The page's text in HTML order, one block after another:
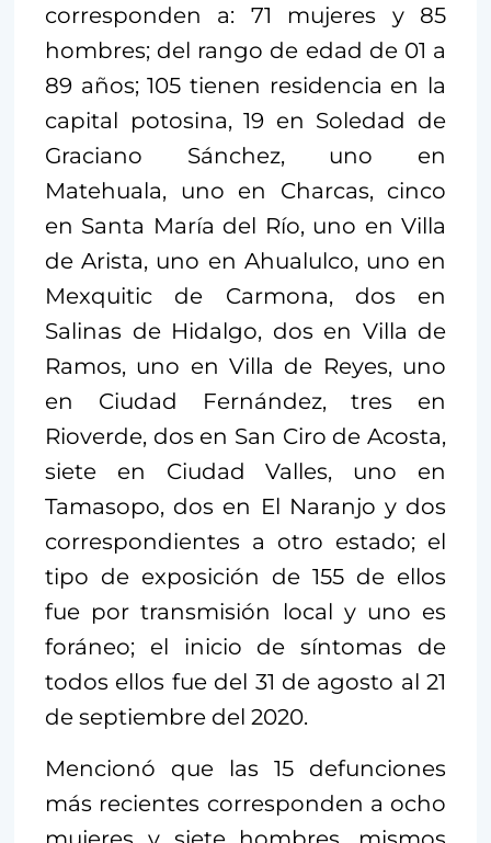
corresponden a: 71 mujeres y 85
hombres; del rango de edad de 01 a
89 años; 105 tienen residencia en la
capital potosina, 19 en Soledad de
Graciano Sánchez, uno en
Matehuala, uno en Charcas, cinco
en Santa María del Río, uno en Villa
de Arista, uno en Ahualulco, uno en
Mexquitic de Carmona, dos en
Salinas de Hidalgo, dos en Villa de
Ramos, uno en Villa de Reyes, uno
en Ciudad Fernández, tres en
Rioverde, dos en San Ciro de Acosta,
siete en Ciudad Valles, uno en
Tamasopo, dos en El Naranjo y dos
correspondientes a otro estado; el
tipo de exposición de 155 de ellos
fue por transmisión local y uno es
foráneo; el inicio de síntomas de
todos ellos fue del 31 de agosto al 21
de septiembre del 2020.
Mencionó que las 15 defunciones
más recientes corresponden a ocho